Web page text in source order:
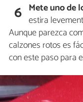
6 Mete uno de
estira
Aunque parezca
calzones rotos es
con este paso para